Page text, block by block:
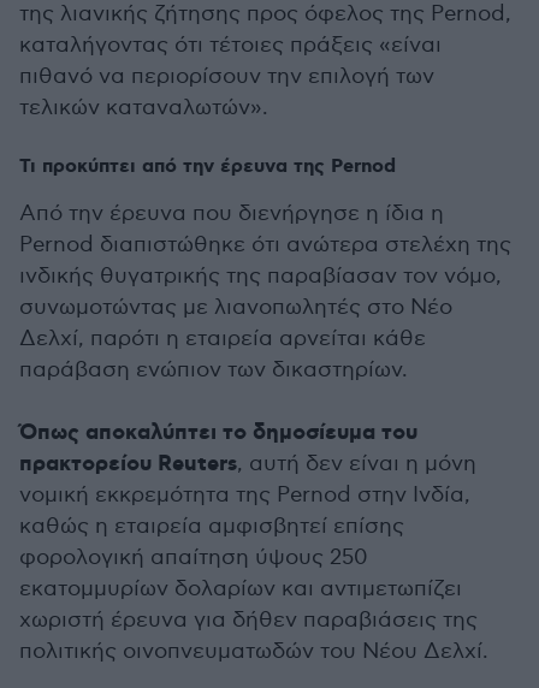
της λιανικής ζήτησης προς όφελος της Pernod,
καταλήγοντας ότι τέτοιες πράξεις «είναι
πιθανό να περιορίσουν την επιλογή των
τελικών καταναλωτών».
Τι προκύπτει από την έρευνα της Pernod
Από την έρευνα που διενήργησε η ίδια η
Pernod διαπιστώθηκε ότι ανώτερα στελέχη της
ινδικής θυγατρικής της παραβίασαν τον νόμο,
συνωμοτώντας με λιανοπωλητές στο Νέο
Δελχί, παρότι η εταιρεία αρνείται κάθε
παράβαση ενώπιον των δικαστηρίων.
Όπως αποκαλύπτει το δημοσίευμα του
πρακτορείου Reuters, αυτή δεν είναι η μόνη
νομική εκκρεμότητα της Pernod στην Ινδία,
καθώς η εταιρεία αμφισβητεί επίσης
φορολογική απαίτηση ύψους 250
εκατομμυρίων δολαρίων και αντιμετωπίζει
χωριστή έρευνα για δήθεν παραβιάσεις της
πολιτικής οινοπνευματωδών του Νέου Δελχί.